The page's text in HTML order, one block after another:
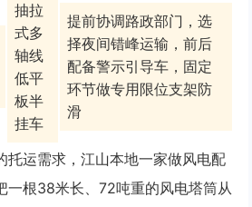
抽拉
式多
轴线
低平
板半
挂车
提前协调路政部门，选
择夜间错峰运输，前后
配备警示引导车，固定
环节做专用限位支架防
滑
托运需求，江山本地一家做风电配
一根38米长、72吨重的风电塔筒从